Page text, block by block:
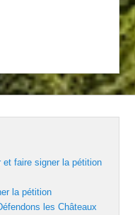
et faire signer la pétition
la pétition
les Châteaux